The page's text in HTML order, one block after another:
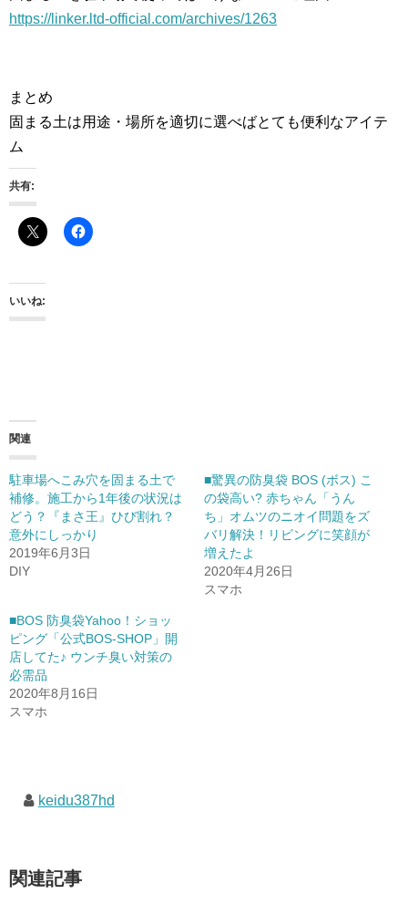
https://linker.ltd-official.com/archives/1263
まとめ
固まる土は用途・場所を適切に選べばとても便利なアイテ
ム
共有:
いいね:
関連
駐車場へこみ穴を固まる土で
補修。施工から1年後の状況は
どう？『まさ王』ひび割れ？
意外にしっかり
2019年6月3日
DIY
■驚異の防臭袋 BOS (ボス) こ
の袋高い? 赤ちゃん「うん
ち」オムツのニオイ問題をズ
バリ解決！リビングに笑顔が
増えたよ
2020年4月26日
スマホ
■BOS 防臭袋Yahoo！ショッ
ピング「公式BOS-SHOP」開
店してた♪ ウンチ臭い対策の
必需品
2020年8月16日
スマホ
keidu387hd
関連記事